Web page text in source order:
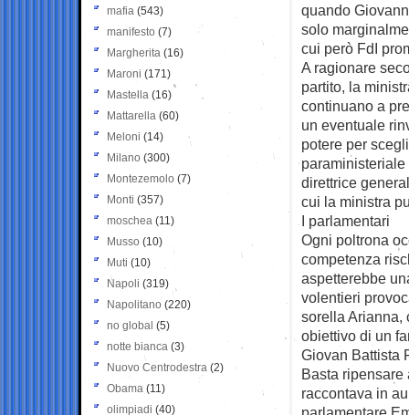
quando
solo
cui però FdI
A ragionare
partito, la
continuano a
un eventuale
potere per
direttrice
cui la ministra
I parlamentari
Ogni poltrona
competenza
aspetterebbe
volentieri
sorella Arianna,
obiettivo di un
Giovan Battista
Basta
raccontava in
mafia (543)
manifesto (7)
Margherita (16)
Maroni (171)
Mastella (16)
Mattarella (60)
Meloni (14)
Milano (300)
Montezemolo (7)
Monti (357)
moschea (11)
Musso (10)
Muti (10)
Napoli (319)
Napolitano (220)
no global (5)
notte bianca (3)
Nuovo Centrodestra (2)
Obama (11)
olimpiadi (40)